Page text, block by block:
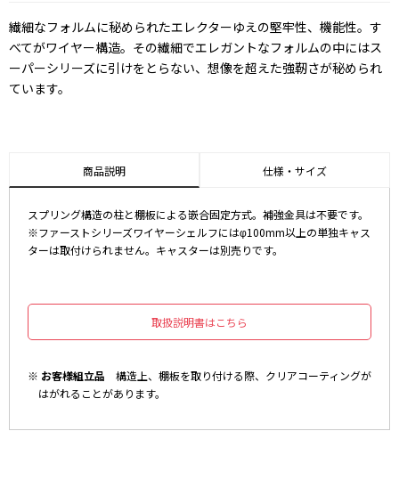
繊細なフォルムに秘められたエレクターゆえの堅牢性、機能性。す
べてがワイヤー構造。その繊細でエレガントなフォルムの中にはス
ーパーシリーズに引けをとらない、想像を超えた強靭さが秘められ
ています。
商品説明 仕様・サイズ
スプリング構造の柱と棚板による嵌合固定方式。補強金具は不要です。
※ファーストシリーズワイヤーシェルフにはφ100mm以上の単独キャス
ターは取付けられません。キャスターは別売りです。
取扱説明書はこちら
※ お客様組立品 構造上、棚板を取り付ける際、クリアコーティングが
はがれることがあります。